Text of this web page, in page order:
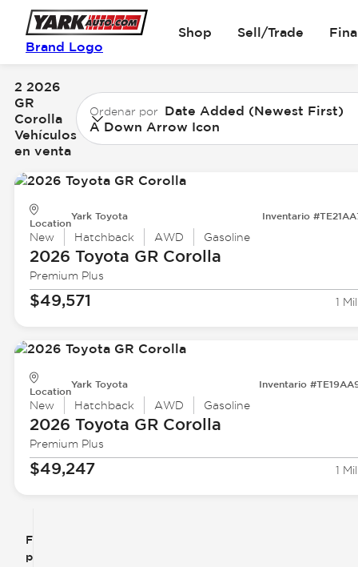
Brand Logo
Shop Sell/Trade
Filtrar
por
2 2026
GR
Corolla
Vehículos
en venta
Ordenar por Date Added (Newest First)
A Down Arrow Icon
Location
Yark Toyota Inventario
New Hatchback AWD Gasoline
2026 Toyota GR Corolla
Premium Plus
$49,571 1
Location
Yark Toyota Inventario
New Hatchback AWD Gasoline
2026 Toyota GR Corolla
Premium Plus
$49,247 1